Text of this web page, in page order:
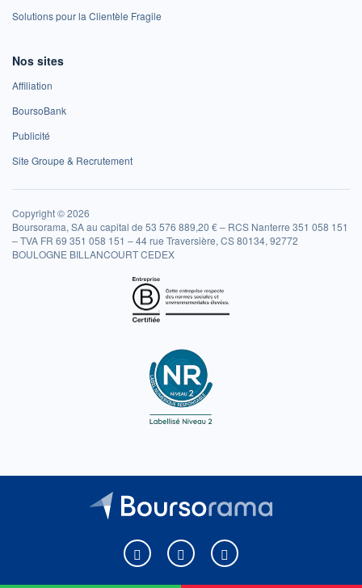
Solutions pour la Clientèle Fragile
Nos sites
Affiliation
BoursoBank
Publicité
Site Groupe & Recrutement
Copyright © 2026
Boursorama, SA au capital de 53 576 889,20 € – RCS Nanterre 351 058 151
– TVA FR 69 351 058 151 – 44 rue Traversière, CS 80134, 92772
BOULOGNE BILLANCOURT CEDEX
Boursorama sur Facebook
Boursorama sur XBoursorama sur